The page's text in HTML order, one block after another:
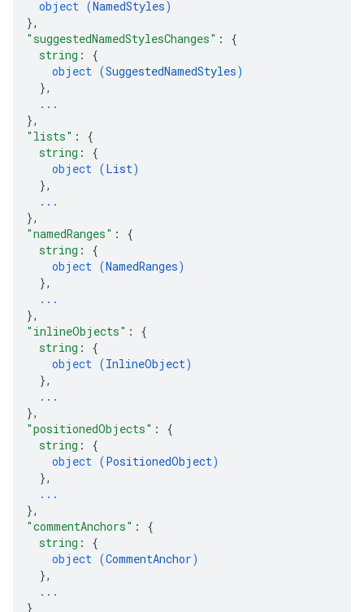
object (NamedStyles)
},
"suggestedNamedStylesChanges" : {
string : {
object (SuggestedNamedStyles)
},
...
},
"lists" : {
string : {
object (List)
},
...
},
"namedRanges" : {
string : {
object (NamedRanges)
},
...
},
"inlineObjects" : {
string : {
object (InlineObject)
},
...
},
"positionedObjects" : {
string : {
object (PositionedObject)
},
...
},
"commentAnchors" : {
string : {
object (CommentAnchor)
},
...
}